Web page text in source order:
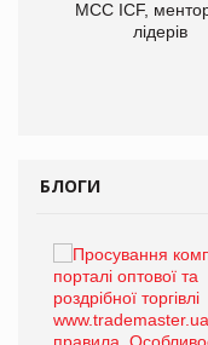
МСС ICF,
лідерів
БЛОГИ